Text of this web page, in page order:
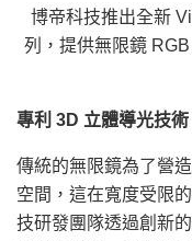
博帝科技推出全新
列，提供無限鏡
專利 3D 立體導光技術
傳統的無限鏡為了營
空間，這在寬度受限
技研發團隊透過創新